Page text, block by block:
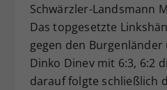
Schwärzler-Landsmann
Das topgesetzte
gegen den
Dinko Dinev mit 6:3, 6:2
darauf folgte schließlich